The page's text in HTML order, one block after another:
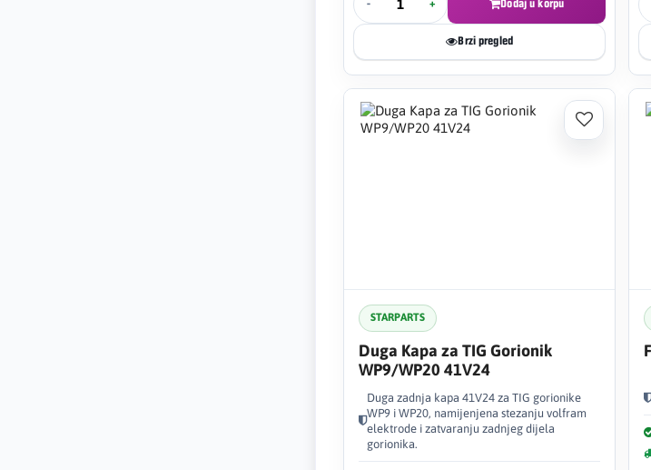
- + Dodaj u korpu
Brzi pregled
STARPARTS
Duga Kapa za TIG Gorionik
WP9/WP20 41V24
Duga zadnja kapa 41V24 za TIG gorionike
WP9 i WP20, namijenjena stezanju volfram
elektrode i zatvaranju zadnjeg dijela
gorionika.